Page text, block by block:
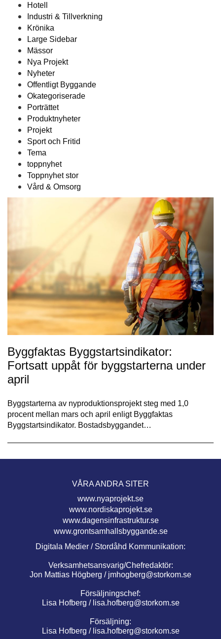
Hotell
Industri & Tillverkning
Krönika
Large Sidebar
Mässor
Nya Projekt
Nyheter
Offentligt Byggande
Okategoriserade
Porträttet
Produktnyheter
Projekt
Sport och Fritid
Tema
toppnyhet
Toppnyhet stor
Vård & Omsorg
Byggfaktas Byggstartsindikator:
Fortsatt uppåt för byggstarterna under
april
Byggstarterna av nyproduktionsprojekt steg med 1,0
procent mellan mars och april enligt Byggfaktas
Byggstartsindikator. Bostadsbyggandet…
VÅRA ANDRA SITER
www.nyaprojekt.se
www.nordiskaprojekt.se
www.dagensinfrastruktur.se
www.grontsamhallsbyggande.se
Digitala Medier / Stordåhd Kommunikation:
Verksamhetsansvarig/Chefredaktör:
Jon Mattias Högberg / jmhogberg@storkom.se
Försäljningschef:
Lisa Hofberg / lisa.hofberg@storkom.se
Försäljning:
Lisa Hofberg / lisa.hofberg@storkom.se